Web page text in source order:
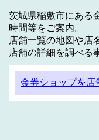
茨城県稲敷市にある
時間等をご案内。
店舗一覧の地図や店
店舗の詳細を調べる
金券ショップを店